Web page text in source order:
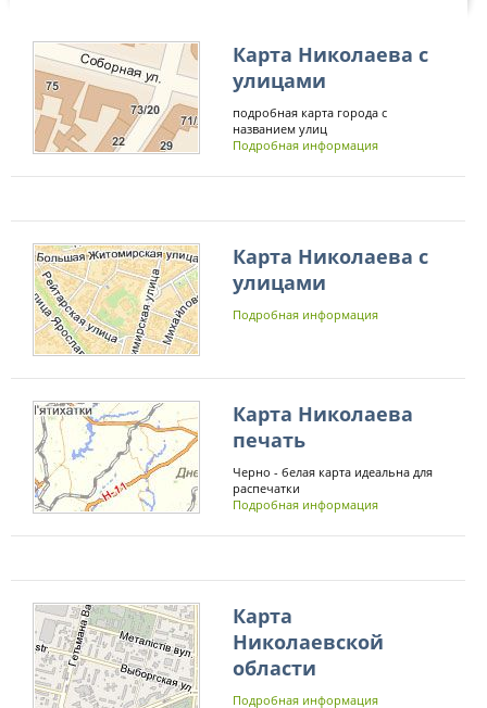
Карта Николаева с
улицами
подробная карта города с
названием улиц
Подробная информация
Карта Николаева с
улицами
Подробная информация
Карта Николаева
печать
Черно - белая карта идеальна для
распечатки
Подробная информация
Карта
Николаевской
области
Подробная информация